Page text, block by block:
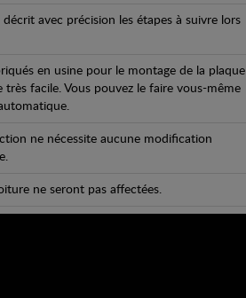
avec précision les étapes à suivre lors
en usine pour le montage de la plaque
facile. Vous pouvez le faire vous-même
ne nécessite aucune modification
ne seront pas affectées.